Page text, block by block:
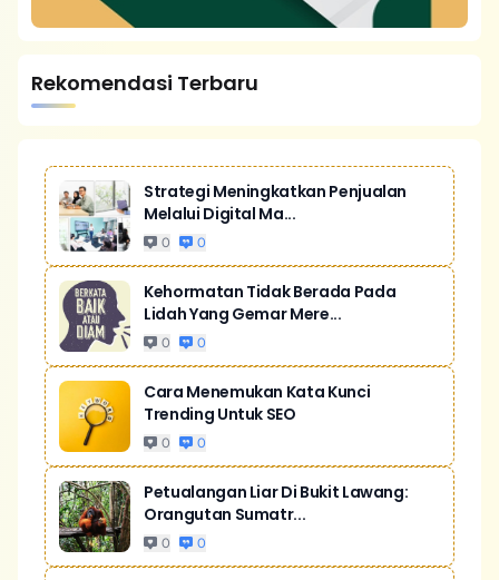
Rekomendasi Terbaru
Strategi Meningkatkan Penjualan
Melalui Digital Ma...
0 0
Kehormatan Tidak Berada Pada
Lidah Yang Gemar Mere...
0 0
Cara Menemukan Kata Kunci
Trending Untuk SEO
0 0
Petualangan Liar Di Bukit Lawang:
Orangutan Sumatr...
0 0